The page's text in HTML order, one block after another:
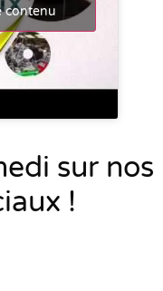
contenu
sur nos
!